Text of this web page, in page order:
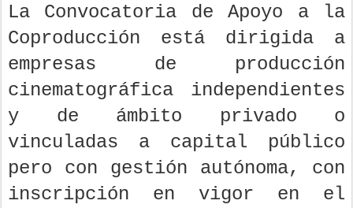
La Convocatoria de Apoyo a la
Coproducción está dirigida a
empresas de producción
cinematográfica independientes
y de ámbito privado o
vinculadas a capital público
pero con gestión autónoma, con
inscripción en vigor en el